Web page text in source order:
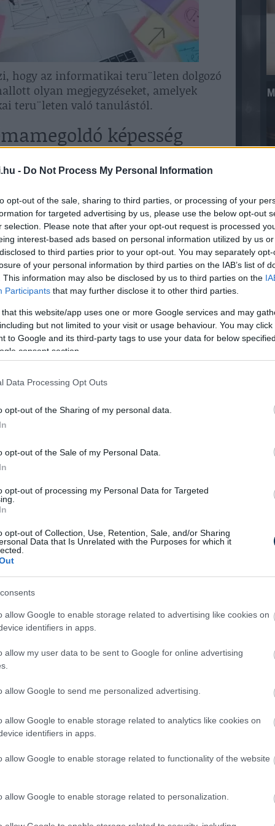
- Do Not Process My Personal Information
opt-out of the sale, sharing to third parties, or processing of your
for targeted advertising by us, please use the below opt-out
selection. Please note that after your opt-out request is processed
interest-based ads based on personal information utilized by us
to third parties prior to your opt-out. You may separately
of your personal information by third parties on the IAB’s list of
This information may also be disclosed by us to third parties on the
Participants that may further disclose it to other third parties.
that this website/app uses one or more Google services and may
but not limited to your visit or usage behaviour. You may
to Google and its third-party tags to use your data for below
consent section.
Data Processing Opt Outs
opt-out of the Sharing of my personal data.
opt-out of the Sale of my Personal Data.
opt-out of processing my Personal Data for Targeted
opt-out of Collection, Use, Retention, Sale, and/or Sharing
Data that Is Unrelated with the Purposes for which it
allow Google to enable storage related to advertising like cookies on
identifiers in apps.
allow my user data to be sent to Google for online advertising
allow Google to send me personalized advertising.
allow Google to enable storage related to analytics like cookies on
identifiers in apps.
allow Google to enable storage related to functionality of the website
allow Google to enable storage related to personalization.
hogy az informatikai teru¨leten dolgozó
olyan megjegyzéseket, amelyek
teru¨leten való tanulástól.
képesség
képesség a legfontosabb jelenleg
és analitikus készségek, amiben
38,1%-a jelezte a határozottságot, ami
tűnt fontosnak. Meglepő módon
a kompromisszumkészséget.
mind a férfiak hasonló kihívásokkal
ku¨lönbségek is. Ku¨lönösen
terén mutatkozik meg ez a
36,3%-a érezte már úgy, hogy inkább
Közös pont viszont, hogy hasonlóan
hogy sok esetben alábecsu¨lték a
pedig 68,6%-a jelezte ezt.
eredményeinek láthatóvá
hogy minél szélesebb körben elismerjék
nőket is inspiráljanak arra, hogy ezen a
dolgozó nők gyakran láthatatlanok
múlik, hanem sokszor maguk sem
mint férfi társaik.
is erősítik” – nyilatkozta Kudari Nóra
alelnöke.
megbénulnak egy bér- vagy
keru¨lik a konfrontációt, és
hogy kemény munkával és
Ezek a félelmek bizonyos társadalmi
a nemek közötti
vagy u¨vegplafonhoz.
a tennivaló
kevesebbet keres, mint a hasonló
jelentős részét képezi a
a nemek közötti egyenlőtlenségekkel
pedig azt vallja, hogy nehéz
amely az egyenlőtlenségek lehetséges
hogy 5% véleménye szerint többet
akár magasabb bért is kaphatnak,
továbbra is alacsonyabb bérezést
hogy további vizsgálatok és
bérku¨lönbségek kezelésére az IT-